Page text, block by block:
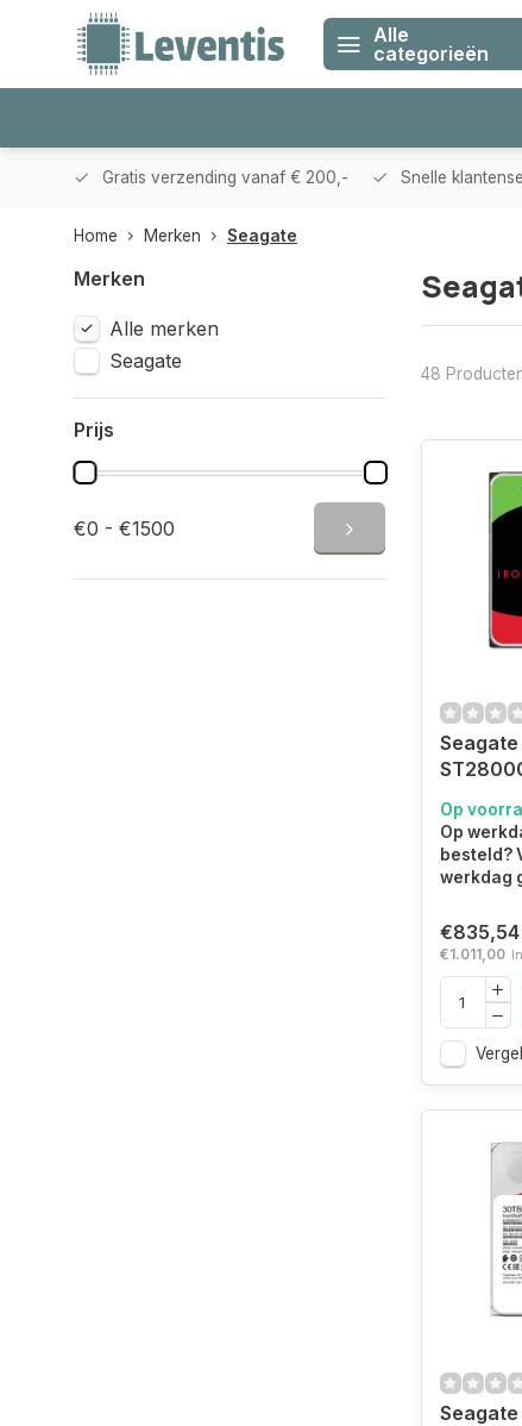
Alle
categorieën
Gratis verzending vanaf € 200,- Snelle
Home Merken Seagate
Merken
Alle merken
Seagate
Prijs
€0 - €1500
48
TB 7200
3.5"
Op
Op
besteld?
werkdag
€835,54
€1.011,00